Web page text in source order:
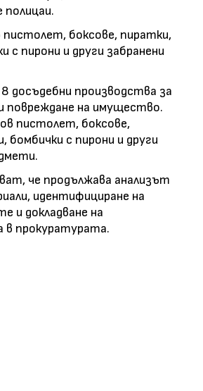
боксове, пиратки,
с пирони и други забранени
досъдебни производства за
повреждане на имущество.
пистолет, боксове,
бомбички с пирони и други
че продължава анализът
идентифициране на
и докладване на
в прокуратурата.